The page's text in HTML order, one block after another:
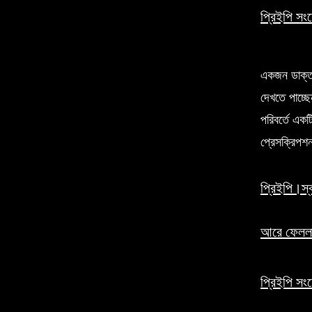
প্রিইপি
একজন
দেখতে
পরিবর্তে
আরে
প্রিইপি